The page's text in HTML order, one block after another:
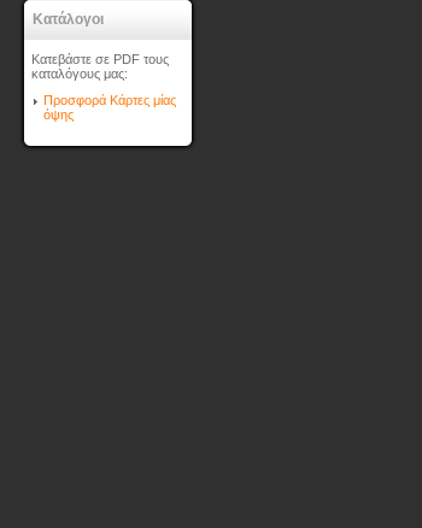
Κατάλογοι
Κατεβάστε σε PDF τους
καταλόγους μας:
Προσφορά Κάρτες μίας
όψης